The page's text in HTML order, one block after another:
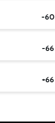
-60
-66
+66